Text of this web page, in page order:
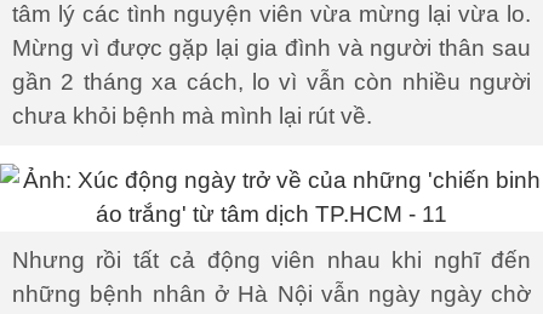
tâm lý các tình nguyện viên vừa mừng lại vừa lo.
Mừng vì được gặp lại gia đình và người thân sau
gần 2 tháng xa cách, lo vì vẫn còn nhiều người
chưa khỏi bệnh mà mình lại rút về.
Nhưng rồi tất cả động viên nhau khi nghĩ đến
những bệnh nhân ở Hà Nội vẫn ngày ngày chờ